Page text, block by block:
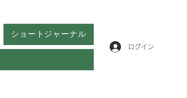
ショートジャーナル
ログイン